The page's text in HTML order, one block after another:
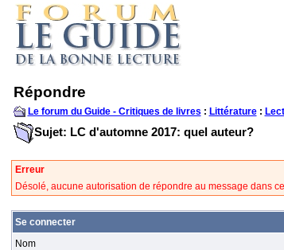
Répondre
Le forum du Guide - Critiques de livres : Littérature:
Sujet: LC d'automne 2017: quel auteur?
Erreur
Désolé, aucune autorisation de répondre au message dans
Se connecter
Nom